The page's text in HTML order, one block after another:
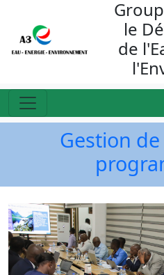
le
de
Gestion